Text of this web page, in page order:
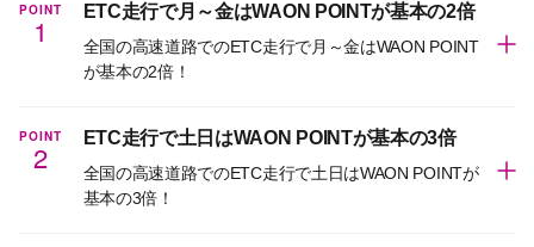
POINT
1
ETC走行で月～金はWAON POINTが基本の2倍
全国の高速道路でのETC走行で月～金はWAON POINT
が基本の2倍！
POINT
2
ETC走行で土日はWAON POINTが基本の3倍
全国の高速道路でのETC走行で土日はWAON POINTが
基本の3倍！